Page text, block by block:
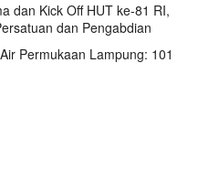
dan Kick Off HUT ke-81 RI,
dan Pengabdian
Permukaan Lampung: 101